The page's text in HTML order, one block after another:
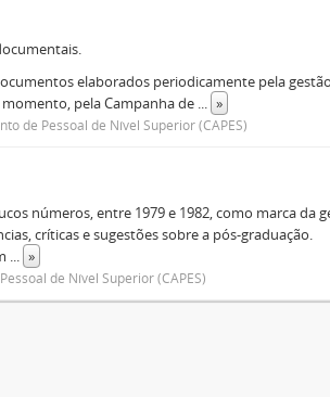
elaborados periodicamente pela
pela Campanha de ... »
de Pessoal de Nível Superior (CAPES)
números, entre 1979 e 1982, como marca
críticas e sugestões sobre a pós-graduação.
... »
de Nível Superior (CAPES)